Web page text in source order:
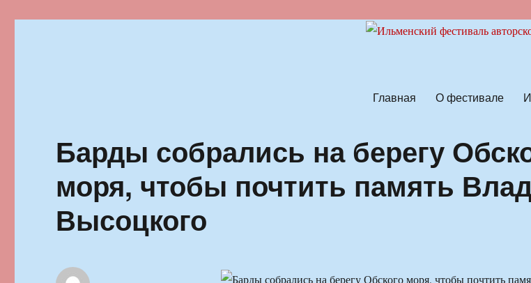
Главная О фестивале
Барды собрались на берегу
моря, чтобы почтить память
Высоцкого